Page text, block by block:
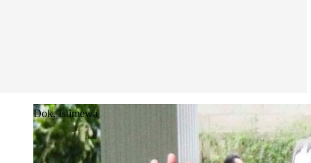
Dok. Istimewa